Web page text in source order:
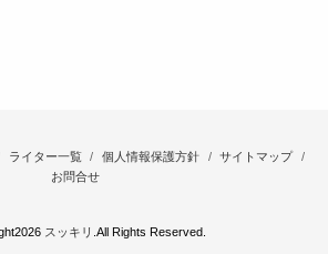
ライター一覧 個人情報保護方針
サイトマップ
お問合せ
スッキリ .All Rights Reserved.